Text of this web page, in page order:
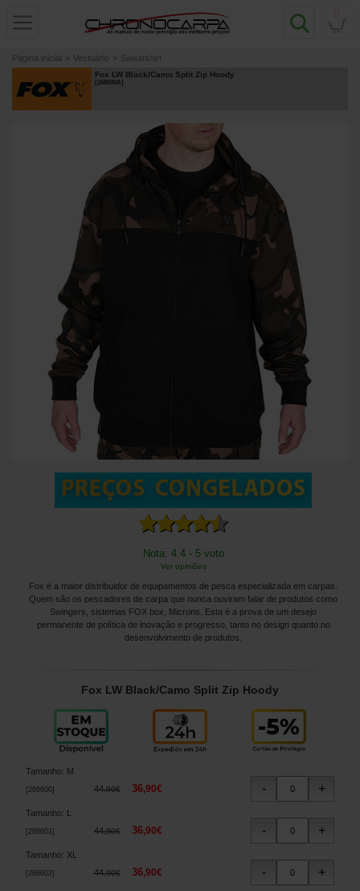
Página inicial » Vestuário » Sweatshirt
Fox LW Black/Camo Split Zip Hoody
[268600A]
Nota: 4.4 - 5 voto
Ver opiniões
Fox é a maior distribuidor de equipamentos de pesca especializada em carpas.
Quem são os pescadores de carpa que nunca ouviram falar de produtos como
Swingers, sistemas FOX box, Microns. Esta é a prova de um desejo
permanente de política de inovação e progresso, tanto no design quanto no
desenvolvimento de produtos.
Fox LW Black/Camo Split Zip Hoody
Tamanho: M
268600] 44,90€ 36,90€
Tamanho:
268601 ] 44,90€ 36,90€
Tamanho: XL
268602] 44,90€ 36,90€